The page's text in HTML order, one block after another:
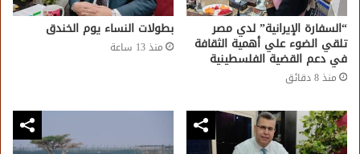
“السفارة الإيرانية” لدي مصر
تلقي الضوء علي أهمية الثقافة
في دعم القضية الفلسطينية
منذ 8 دقائق
بطولات النساء يوم الخندق
منذ 13 ساعة